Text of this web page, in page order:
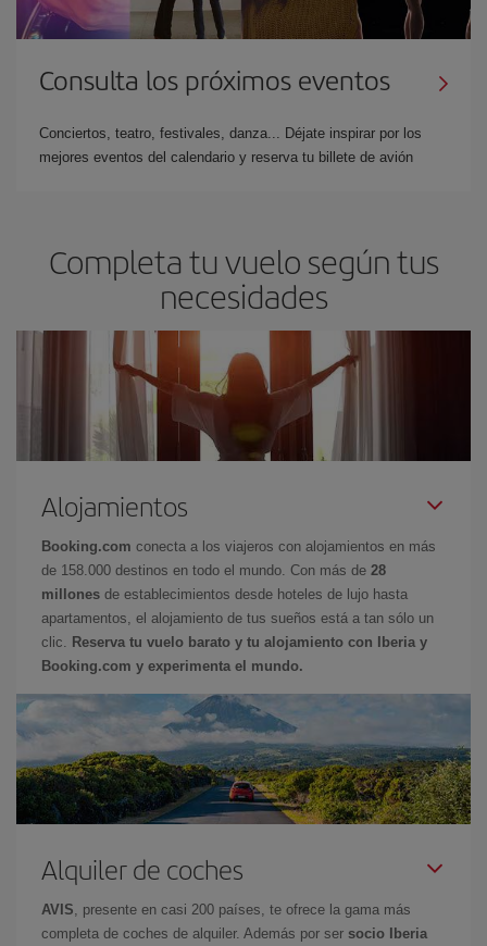
Consulta los próximos eventos
Conciertos, teatro, festivales, danza... Déjate inspirar por los
mejores eventos del calendario y reserva tu billete de avión
Completa tu vuelo según tus
necesidades
Alojamientos
Booking.com conecta a los viajeros con alojamientos en más
de 158.000 destinos en todo el mundo. Con más de 28
millones de establecimientos desde hoteles de lujo hasta
apartamentos, el alojamiento de tus sueños está a tan sólo un
clic.
Reserva tu vuelo barato y tu alojamiento con Iberia y
Booking.com y experimenta el mundo.
Alquiler de coches
AVIS , presente en casi 200 países, te ofrece la gama más
completa de coches de alquiler. Además por ser socio Iberia